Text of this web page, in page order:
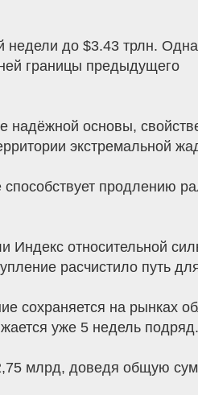
до $3.43 трлн.
границы предыдущего
надёжной основы,
экстремальной
продлению
Индекс относительной
расчистило путь
сохраняется на рынках
уже 5 недель подряд.
млрд, доведя общую